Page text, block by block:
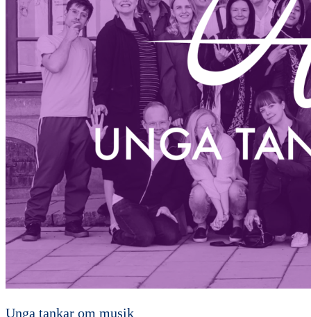
Unga tankar om musik